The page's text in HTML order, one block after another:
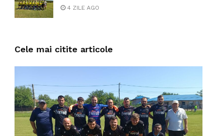
4 ZILE AGO
Cele mai citite articole